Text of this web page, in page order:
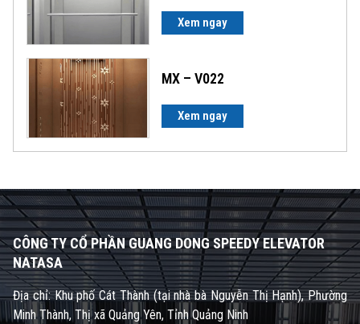
Xem ngay
MX – V022
Xem ngay
CÔNG TY CỔ PHẦN GUANG DONG SPEEDY ELEVATOR
NATASA
Địa chỉ: Khu phố Cát Thành (tại nhà bà Nguyễn Thị Hạnh), Phường
Minh Thành, Thị xã Quảng Yên, Tỉnh Quảng Ninh